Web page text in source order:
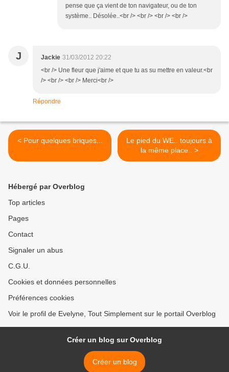
pense que ça vient de ton navigateur, ou de ton
système.. Désolée..<br /> <br /> <br /> <br />
J Jackie 31/03/2012 20:22
<br /> Une fleur que j'aime et que tu as su mettre en valeur.<br
/> <br /> <br /> Merci<br />
Répondre
< Pour quelques briques...
Le pied du WE.. toujours à
la même place.. >
Hébergé par Overblog
Top articles
Pages
Contact
Signaler un abus
C.G.U.
Cookies et données personnelles
Préférences cookies
Voir le profil de Evelyne, Tout Simplement sur le portail Overblog
Créer un blog sur Overblog
Créer un blog